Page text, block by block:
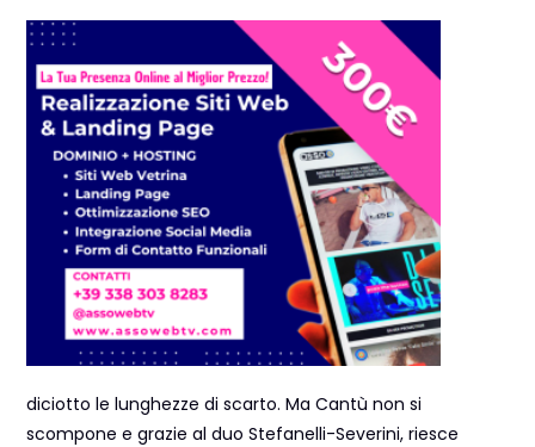
diciotto le lunghezze di scarto. Ma Cantù non si
scompone e grazie al duo Stefanelli-Severini, riesce